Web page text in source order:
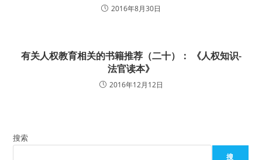
2016年8月30日
有关人权教育相关的书籍推荐（二十）： 《人权知识-
法官读本》
2016年12月12日
搜索
搜